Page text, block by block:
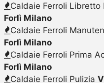
Caldaie Ferroli Libretto
Forlì Milano
Caldaie Ferroli
Forlì Milano
Caldaie Ferroli Prima
Forlì Milano
Caldaie Ferroli Pulizia